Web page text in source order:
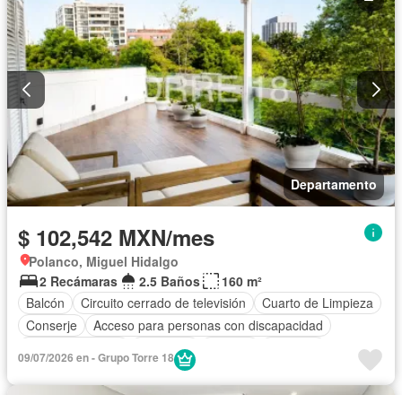
Departamento
$ 102,542 MXN/mes
Polanco, Miguel Hidalgo
2 Recámaras
2.5 Baños
160 m²
Balcón
Circuito cerrado de televisión
Cuarto de Limpieza
Conserje
Acceso para personas con discapacidad
Gimnasio
Completamente amueblado
09/07/2026 en - Grupo Torre 18